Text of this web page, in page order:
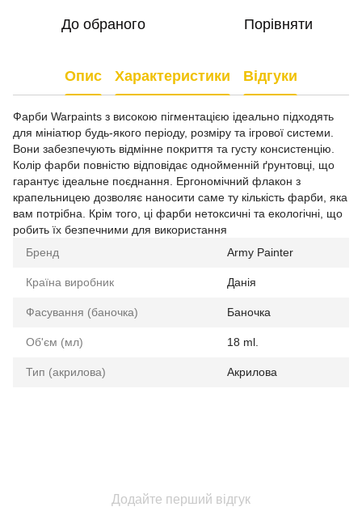
До обраного Порівняти
Опис Характеристики Відгуки
Фарби Warpaints з високою пігментацією ідеально підходять
для мініатюр будь-якого періоду, розміру та ігрової системи.
Вони забезпечують відмінне покриття та густу консистенцію.
Колір фарби повністю відповідає однойменній ґрунтовці, що
гарантує ідеальне поєднання. Ергономічний флакон з
крапельницею дозволяє наносити саме ту кількість фарби, яка
вам потрібна. Крім того, ці фарби нетоксичні та екологічні, що
робить їх безпечними для використання
Бренд
Army Painter
Країна виробник Данія
Фасування (баночка) Баночка
Об'єм (мл) 18 ml.
Тип (акрилова) Акрилова
Додайте перший відгук